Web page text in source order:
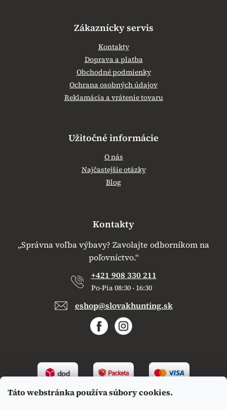
Táto webstránka používa súbory cookies.
Zákaznícky servis
Kontakty
Doprava a platba
Obchodné podmienky
Ochrana osobných údajov
Reklamácia a vrátenie tovaru
Užitočné informácie
O nás
Najčastejšie otázky
Blog
Kontakty
„Správna voľba výbavy? Zavolajte odborníkom na
poľovníctvo.“
+421 908 330 211
Po-Pia 08:30 - 16:30
eshop@slovakhunting.sk